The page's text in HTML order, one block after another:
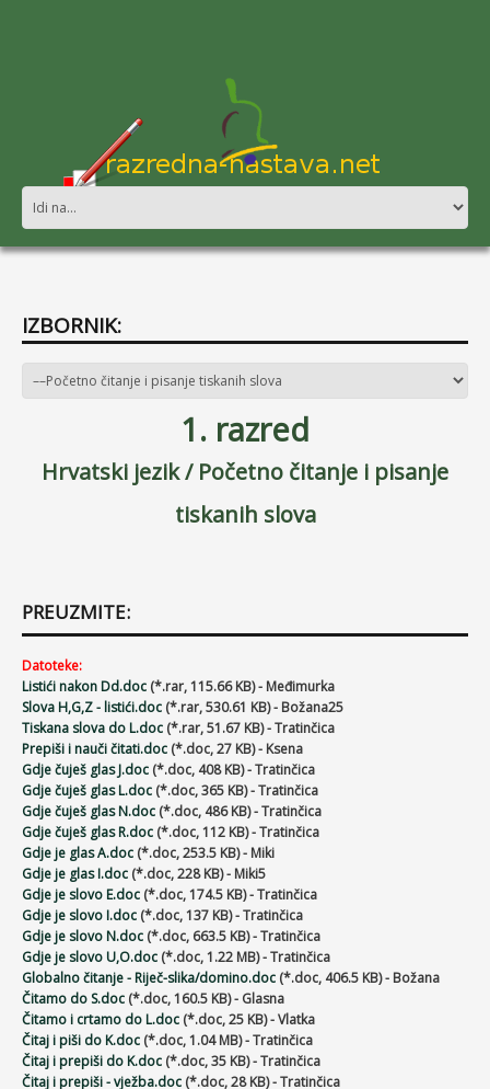
IZBORNIK:
1. razred
Hrvatski jezik / Početno čitanje i pisanje
tiskanih slova
PREUZMITE:
Datoteke:
Listići nakon Dd.doc (*.rar, 115.66 KB) - Međimurka
Slova H,G,Z - listići.doc (*.rar, 530.61 KB) - Božana25
Tiskana slova do L.doc (*.rar, 51.67 KB) - Tratinčica
Prepiši i nauči čitati.doc (*.doc, 27 KB) - Ksena
Gdje čuješ glas J.doc (*.doc, 408 KB) - Tratinčica
Gdje čuješ glas L.doc (*.doc, 365 KB) - Tratinčica
Gdje čuješ glas N.doc (*.doc, 486 KB) - Tratinčica
Gdje čuješ glas R.doc (*.doc, 112 KB) - Tratinčica
Gdje je glas A.doc (*.doc, 253.5 KB) - Miki
Gdje je glas I.doc (*.doc, 228 KB) - Miki5
Gdje je slovo E.doc (*.doc, 174.5 KB) - Tratinčica
Gdje je slovo I.doc (*.doc, 137 KB) - Tratinčica
Gdje je slovo N.doc (*.doc, 663.5 KB) - Tratinčica
Gdje je slovo U,O.doc (*.doc, 1.22 MB) - Tratinčica
Globalno čitanje - Riječ-slika/domino.doc (*.doc, 406.5 KB) - Božana
Čitamo do S.doc (*.doc, 160.5 KB) - Glasna
Čitamo i crtamo do L.doc (*.doc, 25 KB) - Vlatka
Čitaj i piši do K.doc (*.doc, 1.04 MB) - Tratinčica
Čitaj i prepiši do K.doc (*.doc, 35 KB) - Tratinčica
Čitaj i prepiši - vježba.doc (*.doc, 28 KB) - Tratinčica